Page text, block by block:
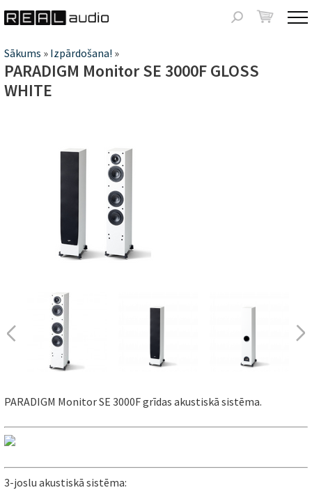
Meklēšanas
Jūs
atrodaties
Sākums » Izpārdošana! »
PARADIGM Monitor SE 3000F GLOSS
WHITE
PARADIGM Monitor SE 3000F grīdas akustiskā sistēma.
3-joslu akustiskā sistēma: